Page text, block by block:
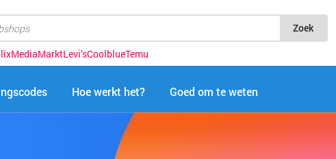
Zoek
MediaMarktLevi’sCoolblueTemu
Hoe werkt het? Goed om te weten